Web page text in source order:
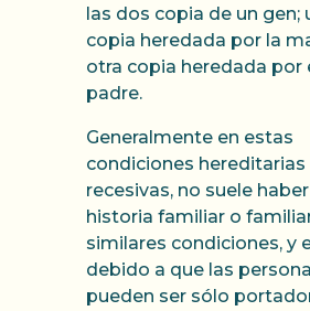
las dos copia de un gen;
copia heredada por la
otra copia heredada por
padre.
Generalmente en estas
condiciones hereditarias
recesivas, no suele haber
historia familiar o
similares condiciones, y
debido a que las
pueden ser sólo